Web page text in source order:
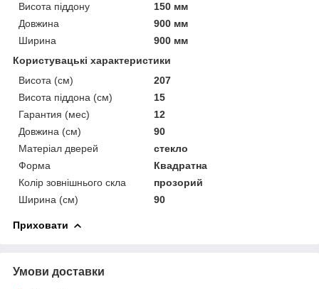
Висота піддону
150 мм
Довжина
900 мм
Ширина
900 мм
Користувацькі характеристики
Висота (см)
207
Висота піддона (см)
15
Гарантия (мес)
12
Довжина (см)
90
Матеріал дверей
cтекло
Форма
Квадратна
Колір зовнішнього скла
прозорий
Ширина (см)
90
Приховати
Умови доставки